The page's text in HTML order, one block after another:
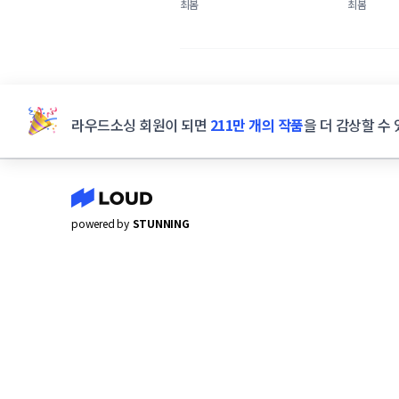
최봄 최봄
라우드소싱 회원이 되면 211만 개의 작품을 더 감상할 수
powered by STUNNING